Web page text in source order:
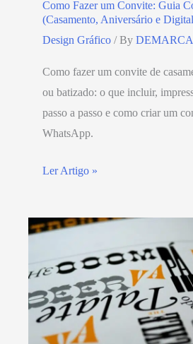
Como Fazer um Convite: Guia
(Casamento, Aniversário e
Design Gráfico / By DEMARCA
Como fazer um convite de
ou batizado: o que incluir,
passo a passo e como criar um
WhatsApp.
Ler Artigo »